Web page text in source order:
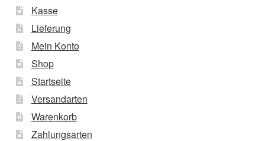
Kasse
Lieferung
Mein Konto
Shop
Startseite
Versandarten
Warenkorb
Zahlungsarten